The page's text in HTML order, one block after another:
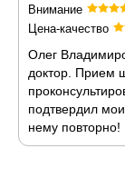
Внимание
Цена-качество
Олег
доктор. Прием
подтвердил
нему повторно!